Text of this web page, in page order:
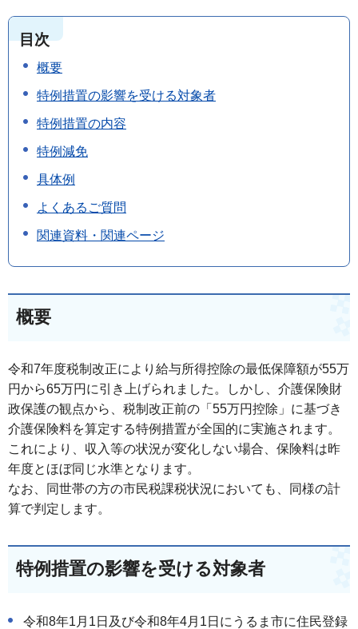
目次
概要
特例措置の影響を受ける対象者
特例措置の内容
特例減免
具体例
よくあるご質問
関連資料・関連ページ
概要
令和7年度税制改正により給与所得控除の最低保障額が55万
円から65万円に引き上げられました。しかし、介護保険財
政保護の観点から、税制改正前の「55万円控除」に基づき
介護保険料を算定する特例措置が全国的に実施されます。
これにより、収入等の状況が変化しない場合、保険料は昨
年度とほぼ同じ水準となります。
なお、同世帯の方の市民税課税状況においても、同様の計
算で判定します。
特例措置の影響を受ける対象者
令和8年1月1日及び令和8年4月1日にうるま市に住民登録